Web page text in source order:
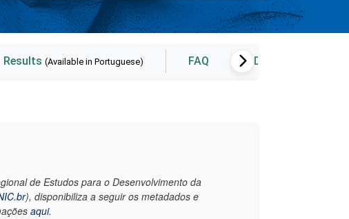
Results (Available in Portuguese) FAQ Data
de Estudos para o Desenvolvimento da
), disponibiliza a seguir os metadados e
aqui.